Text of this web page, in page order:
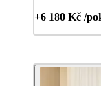
+6 180 Kč /